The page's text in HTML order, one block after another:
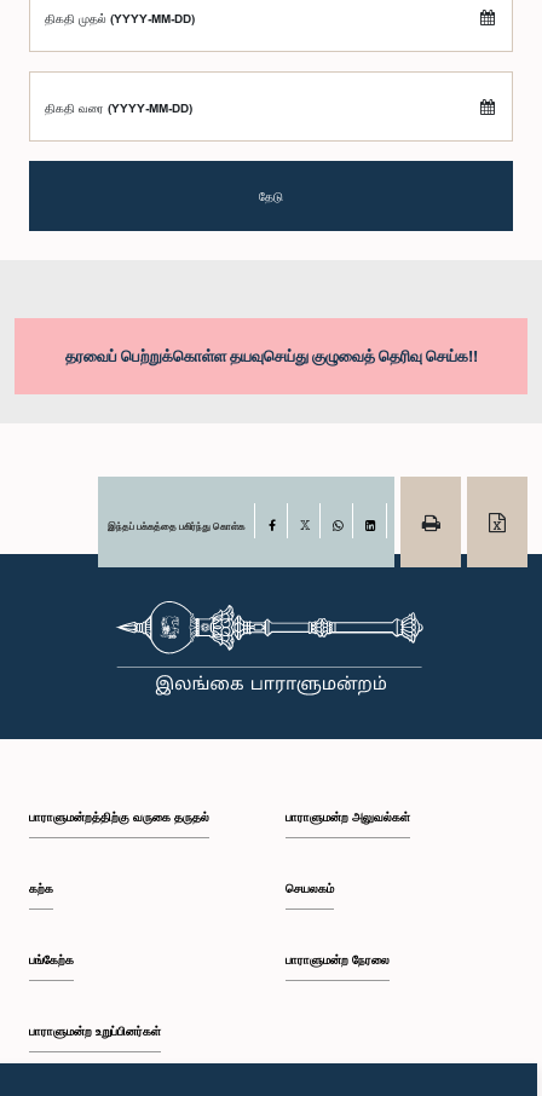
திகதி முதல் (YYYY-MM-DD)
திகதி வரை (YYYY-MM-DD)
தேடு
தரவைப் பெற்றுக்கொள்ள தயவுசெய்து குழுவைத் தெரிவு செய்க!!
இந்தப் பக்கத்தை பகிர்ந்து கொள்க Facebook
பாராளுமன்றத்திற்கு வருகை தருதல்
கற்க
பங்கேற்க
பாராளுமன்ற உறுப்பினர்கள்
பாராளுமன்ற அலுவல்கள்
செயலகம்
பாராளுமன்ற நேரலை